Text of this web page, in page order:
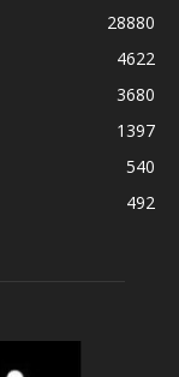
28880
4622
3680
1397
540
492